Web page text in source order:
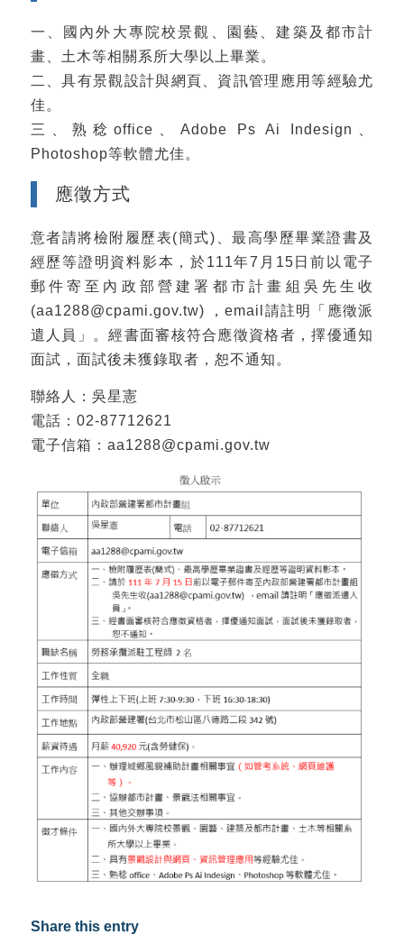
一、國內外大專院校景觀、園藝、建築及都市計
畫、土木等相關系所大學以上畢業。
二、具有景觀設計與網頁、資訊管理應用等經驗尤
佳。
三、熟稔office、Adobe Ps Ai Indesign、
Photoshop等軟體尤佳。
應徵方式
意者請將檢附履歷表(簡式)、最高學歷畢業證書及
經歷等證明資料影本，於111年7月15日前以電子
郵件寄至內政部營建署都市計畫組吳先生收
(aa1288@cpami.gov.tw) ，email請註明「應徵派
遣人員」。經書面審核符合應徵資格者，擇優通知
面試，面試後未獲錄取者，恕不通知。
聯絡人：吳星憲
電話：02-87712621
電子信箱：aa1288@cpami.gov.tw
Share this entry